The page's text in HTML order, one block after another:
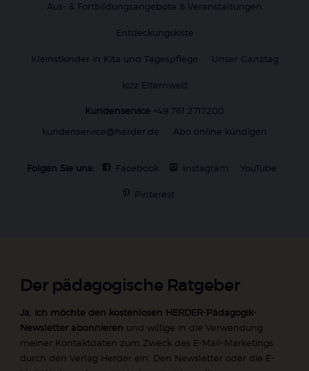
Aus- & Fortbildungsangebote & Veranstaltungen
Entdeckungskiste
Kleinstkinder in Kita und Tagespflege Unser Ganztag
kizz Elternwelt
Kundenservice +49 761 2717200
kundenservice@herder.de
Abo online kündigen
Folgen Sie uns: Facebook Instagram YouTube
Pinterest
Der pädagogische Ratgeber
Ja, ich möchte den kostenlosen HERDER-Pädagogik-
Newsletter abonnieren und willige in die Verwendung
meiner Kontaktdaten zum Zweck des E-Mail-Marketings
durch den Verlag Herder ein. Den Newsletter oder die E-